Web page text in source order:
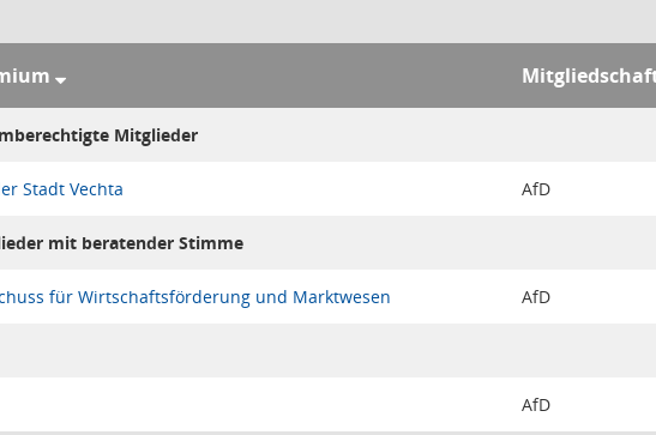
Mitglieder
Stadt Vechta AfD
mit beratender Stimme
für Wirtschaftsförderung und Marktwesen AfD
AfD